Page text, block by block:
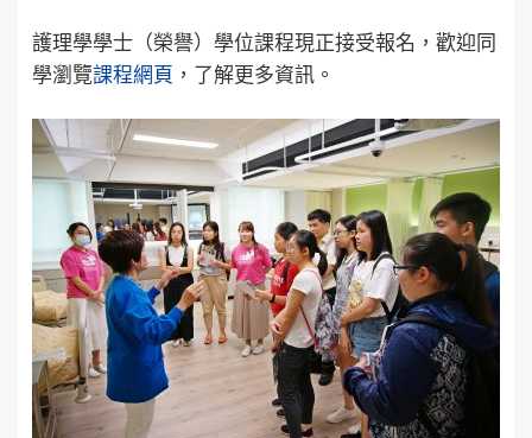
護理學學士（榮譽）學位課程現正接受報名，歡迎同
學瀏覽課程網頁 ，了解更多資訊。